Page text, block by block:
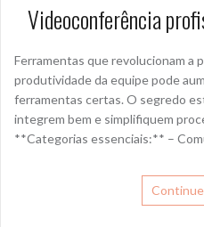
Videoconferência
Ferramentas que revolucionam a
produtividade da equipe pode
ferramentas certas. O segredo
integrem bem e simplifiquem
**Categorias essenciais:** –